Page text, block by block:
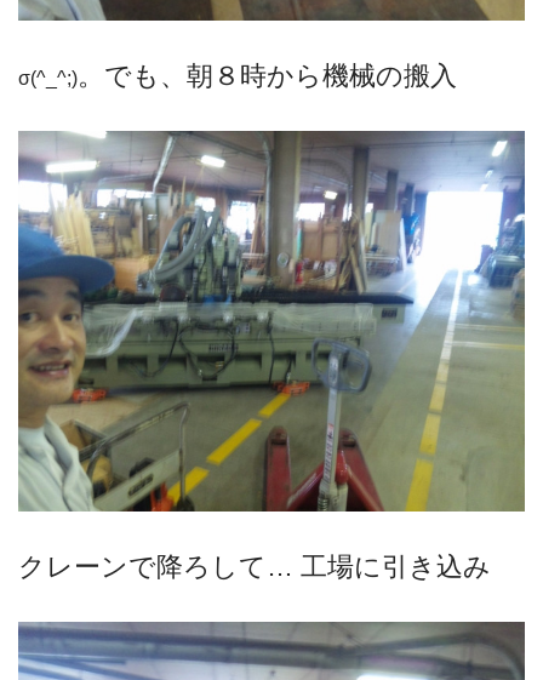
σ(^_^;)。でも、朝８時から機械の搬入
クレーンで降ろして… 工場に引き込み